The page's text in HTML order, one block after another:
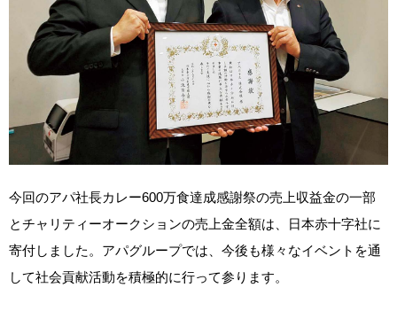
今回のアパ社長カレー600万食達成感謝祭の売上収益金の一部
とチャリティーオークションの売上金全額は、日本赤十字社に
寄付しました。アパグループでは、今後も様々なイベントを通
して社会貢献活動を積極的に行って参ります。